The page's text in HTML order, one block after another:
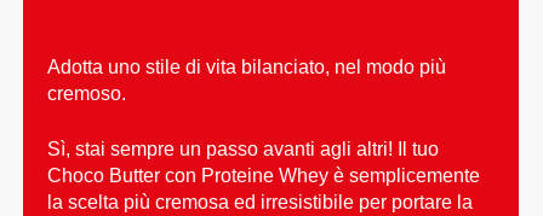
Adotta uno stile di vita bilanciato, nel modo più
cremoso.
Sì, stai sempre un passo avanti agli altri! Il tuo
Choco Butter con Proteine Whey è semplicemente
la scelta più cremosa ed irresistibile per portare la